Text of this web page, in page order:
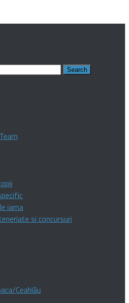
iarna
si concursuri
Ceahlău